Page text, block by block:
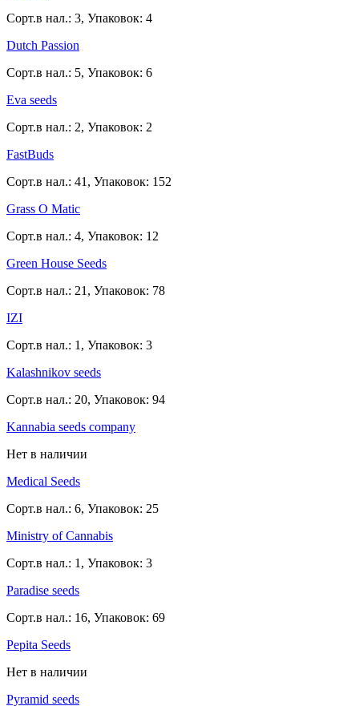
Сорт.в нал.: 3, Упаковок: 4
Dutch Passion
Сорт.в нал.: 5, Упаковок: 6
Eva seeds
Сорт.в нал.: 2, Упаковок: 2
FastBuds
Сорт.в нал.: 41, Упаковок: 152
Grass O Matic
Сорт.в нал.: 4, Упаковок: 12
Green House Seeds
Сорт.в нал.: 21, Упаковок: 78
IZI
Сорт.в нал.: 1, Упаковок: 3
Kalashnikov seeds
Сорт.в нал.: 20, Упаковок: 94
Kannabia seeds company
Нет в наличии
Medical Seeds
Сорт.в нал.: 6, Упаковок: 25
Ministry of Cannabis
Сорт.в нал.: 1, Упаковок: 3
Paradise seeds
Сорт.в нал.: 16, Упаковок: 69
Pepita Seeds
Нет в наличии
Pyramid seeds